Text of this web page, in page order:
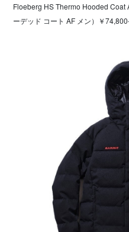
Floeberg HS Thermo Hooded Coat
ーデッド コート AF メン）￥